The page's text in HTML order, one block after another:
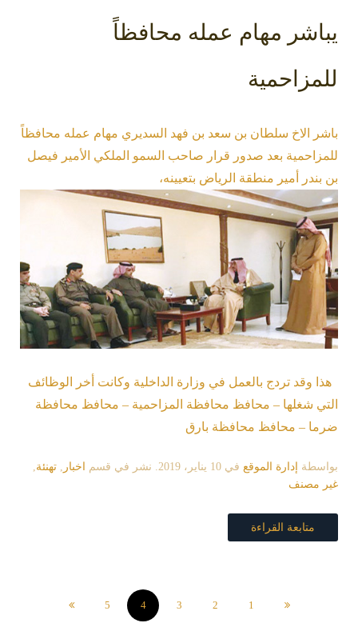
يباشر مهام عمله محافظاً
للمزاحمية
باشر الاخ سلطان بن سعد بن فهد السديري مهام عمله محافظاً
للمزاحمية بعد صدور قرار صاحب السمو الملكي الأمير فيصل
بن بندر أمير منطقة الرياض بتعيينه،
هذا وقد تردج بالعمل في وزارة الداخلية وكانت أخر الوظائف
التي شغلها – محافظ محافظة المزاحمية – محافظ محافظة
ضرما – محافظ محافظة بارق
بواسطة إدارة الموقع في 10 يناير، 2019 . نشر في قسم اخبار , تهنئة,
غير مصنف
متابعة القراءة
1
2
3
4
5